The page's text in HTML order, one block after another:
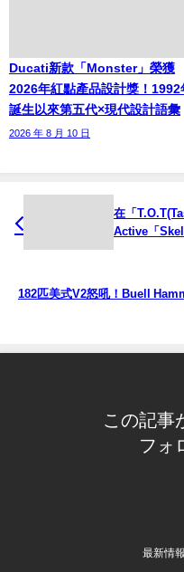
Ducati新款「Monster」榮獲
2026年紅點產品設計獎！1992
誕生以來第五代×現代設計語彙
2026 年 8 月 10 日
在「
Active「
182匹美式V2怒吼！Buell
この記事
フォ
最新情